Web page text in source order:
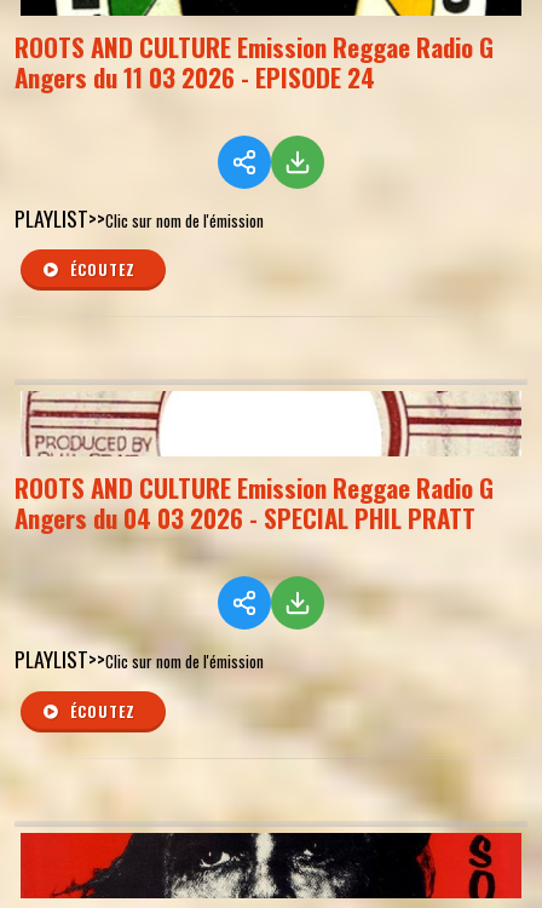
ROOTS AND CULTURE Emission Reggae Radio G
Angers du 11 03 2026 - EPISODE 24
PLAYLIST>>Clic sur nom de l'émission
ÉCOUTEZ
ROOTS AND CULTURE Emission Reggae Radio G
Angers du 04 03 2026 - SPECIAL PHIL PRATT
PLAYLIST>>Clic sur nom de l'émission
ÉCOUTEZ